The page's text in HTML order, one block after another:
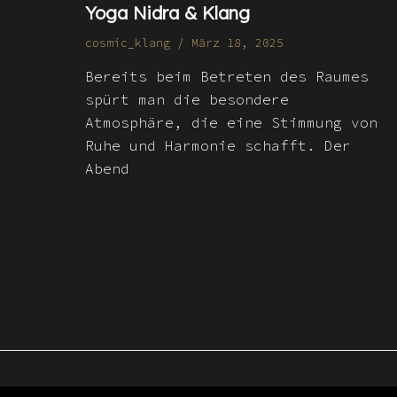
Yoga Nidra & Klang
cosmic_klang / März 18, 2025
Bereits beim Betreten des Raumes
spürt man die besondere
Atmosphäre, die eine Stimmung von
Ruhe und Harmonie schafft. Der
Abend